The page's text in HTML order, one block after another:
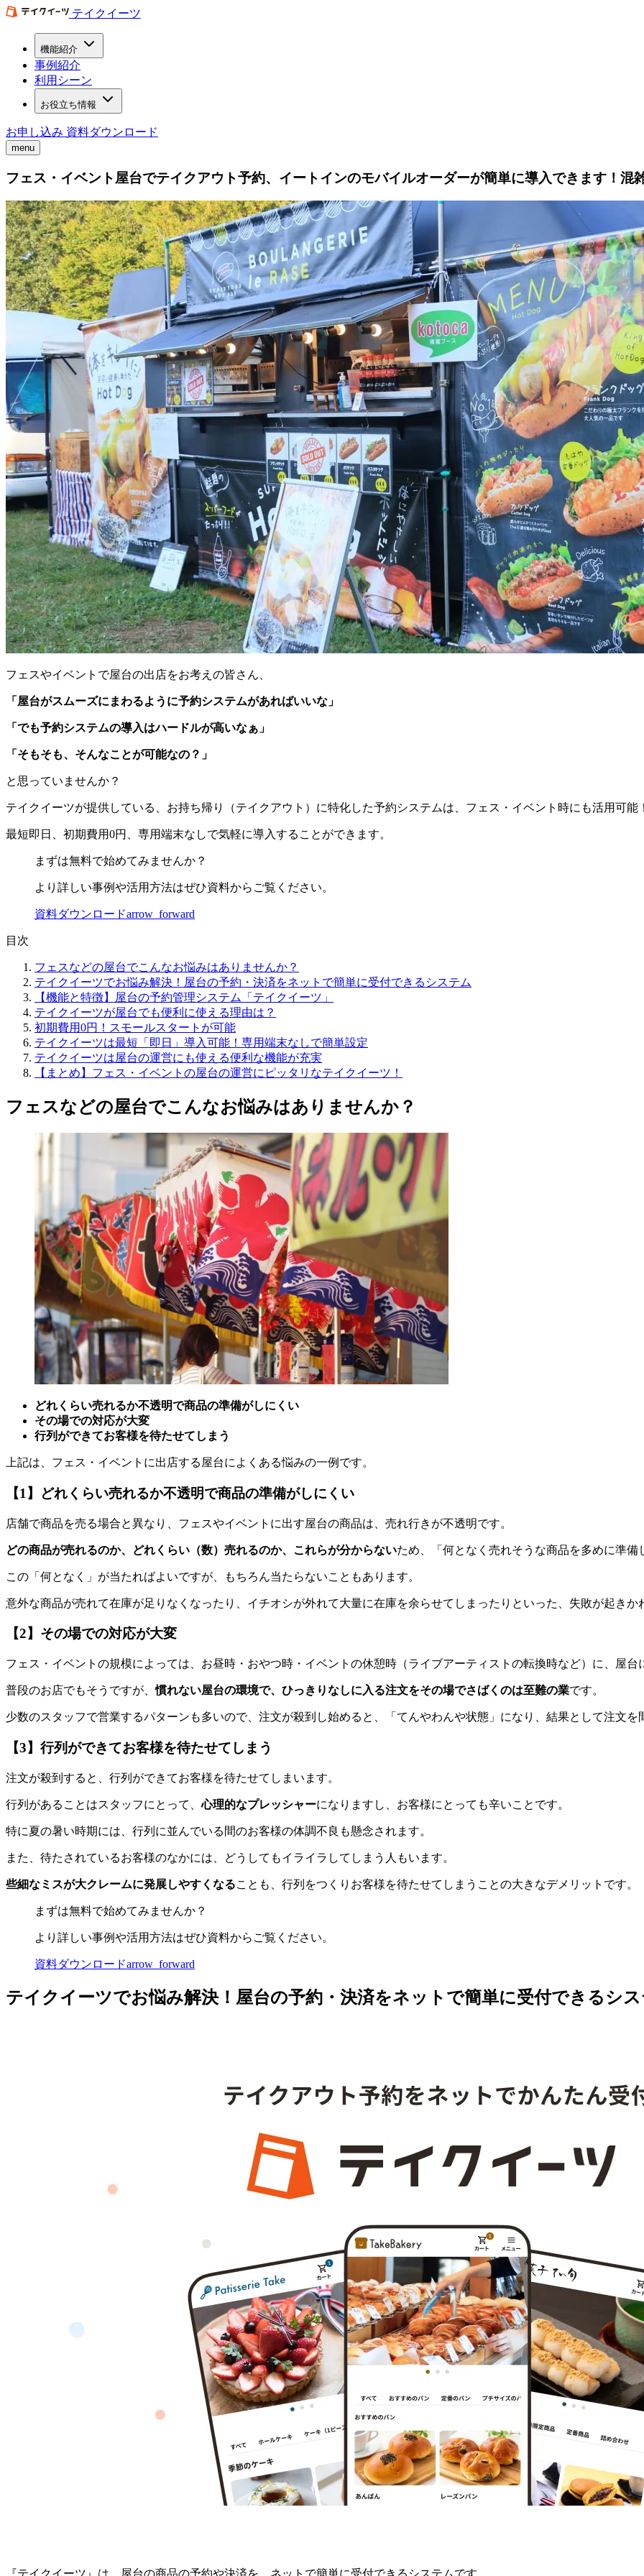
テイクイーツ
機能紹介
事例紹介
利用シーン
お役立ち情報
お申し込み 資料ダウンロード
menu
フェス・イベント屋台でテイクアウト予約、イートインのモバイルオーダーが簡単に導入できます！混
フェスやイベントで屋台の出店をお考えの皆さん、
「屋台がスムーズにまわるように予約システムがあればいいな」
「でも予約システムの導入はハードルが高いなぁ」
「そもそも、そんなことが可能なの？」
と思っていませんか？
テイクイーツが提供している、お持ち帰り（テイクアウト）に特化した予約システムは、フェス・イベント時にも活用可能
最短即日、初期費用0円、専用端末なしで気軽に導入することができます。
まずは無料で始めてみませんか？
より詳しい事例や活用方法はぜひ資料からご覧ください。
資料ダウンロードarrow_forward
目次
フェスなどの屋台でこんなお悩みはありませんか？
テイクイーツでお悩み解決！屋台の予約・決済をネットで簡単に受付できるシステム
【機能と特徴】屋台の予約管理システム「テイクイーツ」
テイクイーツが屋台でも便利に使える理由は？
初期費用0円！スモールスタートが可能
テイクイーツは最短「即日」導入可能！専用端末なしで簡単設定
テイクイーツは屋台の運営にも使える便利な機能が充実
【まとめ】フェス・イベントの屋台の運営にピッタリなテイクイーツ！
フェスなどの屋台でこんなお悩みはありませんか？
どれくらい売れるか不透明で商品の準備がしにくい
その場での対応が大変
行列ができてお客様を待たせてしまう
上記は、フェス・イベントに出店する屋台によくある悩みの一例です。
【1】どれくらい売れるか不透明で商品の準備がしにくい
店舗で商品を売る場合と異なり、フェスやイベントに出す屋台の商品は、売れ行きが不透明です。
どの商品が売れるのか、どれくらい（数）売れるのか、これらが分からないため、「何となく売れそうな商品を多めに準
この「何となく」が当たればよいですが、もちろん当たらないこともあります。
意外な商品が売れて在庫が足りなくなったり、イチオシが外れて大量に在庫を余らせてしまったりといった、失敗が起きか
【2】その場での対応が大変
フェス・イベントの規模によっては、お昼時・おやつ時・イベントの休憩時（ライブアーティストの転換時など）に、屋
普段のお店でもそうですが、慣れない屋台の環境で、ひっきりなしに入る注文をその場でさばくのは至難の業です。
少数のスタッフで営業するパターンも多いので、注文が殺到し始めると、「てんやわんや状態」になり、結果として注文
【3】行列ができてお客様を待たせてしまう
注文が殺到すると、行列ができてお客様を待たせてしまいます。
行列があることはスタッフにとって、心理的なプレッシャーになりますし、お客様にとっても辛いことです。
特に夏の暑い時期には、行列に並んでいる間のお客様の体調不良も懸念されます。
また、待たされているお客様のなかには、どうしてもイライラしてしまう人もいます。
些細なミスが大クレームに発展しやすくなることも、行列をつくりお客様を待たせてしまうことの大きなデメリットです。
まずは無料で始めてみませんか？
より詳しい事例や活用方法はぜひ資料からご覧ください。
資料ダウンロードarrow_forward
テイクイーツでお悩み解決！屋台の予約・決済をネットで簡単に受付できるシ